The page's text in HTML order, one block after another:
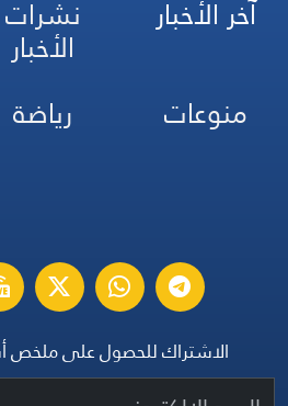
آخر الأخبار نشرات
الأخبار
منوعات
رياضة
الاشتراك للحصول على